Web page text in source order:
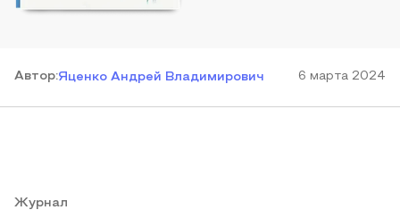
Автор:Яценко Андрей Владимирович 6 марта 2024
Журнал